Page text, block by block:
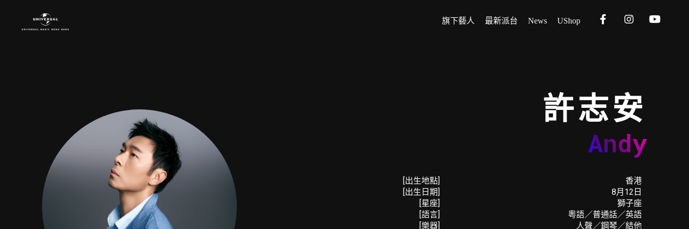
旗下藝人 最新派台 News UShop
許志安
Andy
[出生地點]
[出生日期]
[星座]
[語言]
[樂器]
香港
8月12日
獅子座
粵語／普通話／英語
人聲／鋼琴／結他